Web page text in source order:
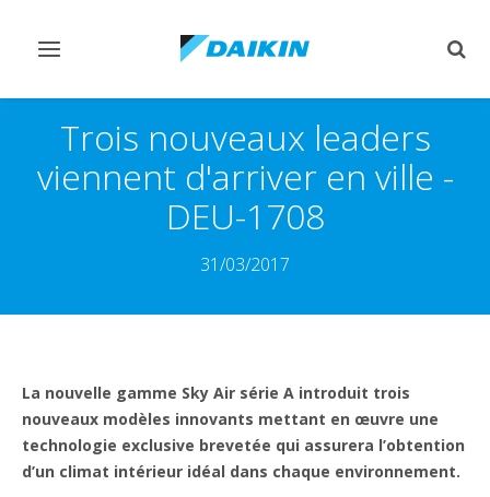
Afficher/masquer
Trois nouveaux leaders
viennent d'arriver en ville -
DEU-1708
31/03/2017
La nouvelle gamme Sky Air série A introduit trois
nouveaux modèles innovants mettant en œuvre une
technologie exclusive brevetée qui assurera l’obtention
d’un climat intérieur idéal dans chaque environnement.